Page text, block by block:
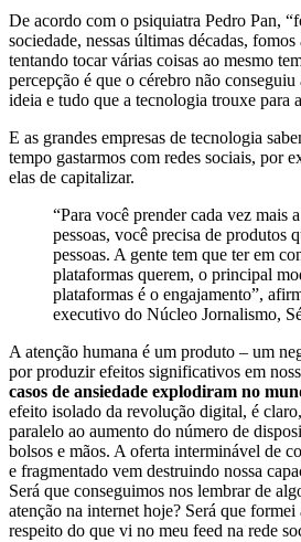
De acordo com o psiquiatra Pedro Pan,
sociedade, nessas últimas décadas,
tentando tocar várias coisas ao mesmo
percepção é que o cérebro não conseguiu
ideia e tudo que a tecnologia trouxe para
E as grandes empresas de tecnologia
tempo gastarmos com redes sociais, por
elas de capitalizar.
“Para você prender cada vez mais
pessoas, você precisa de produtos
pessoas. A gente tem que ter em
plataformas querem, o principal
plataformas é o engajamento”,
executivo do Núcleo Jornalismo,
A atenção humana é um produto – um
por produzir efeitos significativos em
casos de ansiedade explodiram no
efeito isolado da revolução digital, é
paralelo ao aumento do número de
bolsos e mãos. A oferta interminável de
e fragmentado vem destruindo nossa
Será que conseguimos nos lembrar de
atenção na internet hoje? Será que
respeito do que vi no meu feed na rede